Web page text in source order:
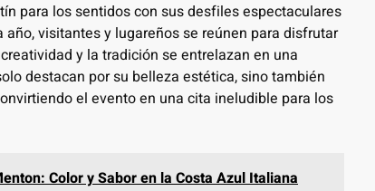
para los sentidos con sus desfiles espectaculares
visitantes y lugareños se reúnen para disfrutar
y la tradición se entrelazan en una
destacan por su belleza estética, sino también
el evento en una cita ineludible para los
Color y Sabor en la Costa Azul Italiana